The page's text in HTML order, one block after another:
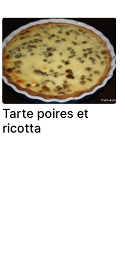
Tarte poires et
ricotta